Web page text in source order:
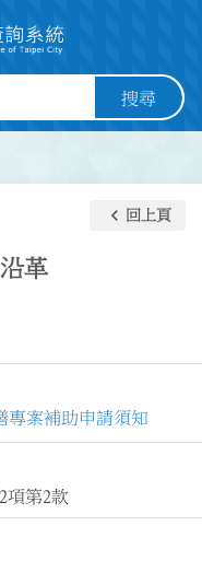
搜尋
革
keyboard_arrow_left 回上頁
專案補助申請須知
項第2款